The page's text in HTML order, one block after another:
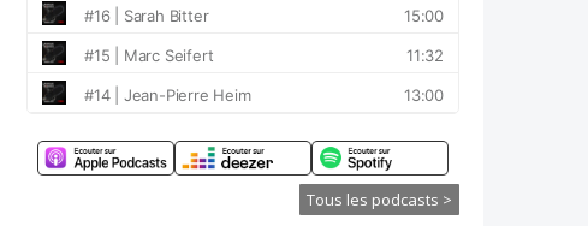
Tous les podcasts >